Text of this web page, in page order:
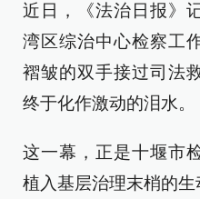
近日，《法治日报》
湾区综治中心检察工
褶皱的双手接过司法
终于化作激动的泪水。
这一幕，正是十堰市
植入基层治理末梢的生